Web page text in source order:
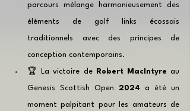
parcours mélange harmonieusement des
éléments de golf links écossais
traditionnels avec des principes de
conception contemporains.
🏆 La victoire de Robert MacIntyre au
Genesis Scottish Open 2024 a été un
moment palpitant pour les amateurs de